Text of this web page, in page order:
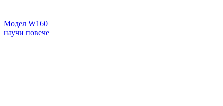
Модел W160
научи повече